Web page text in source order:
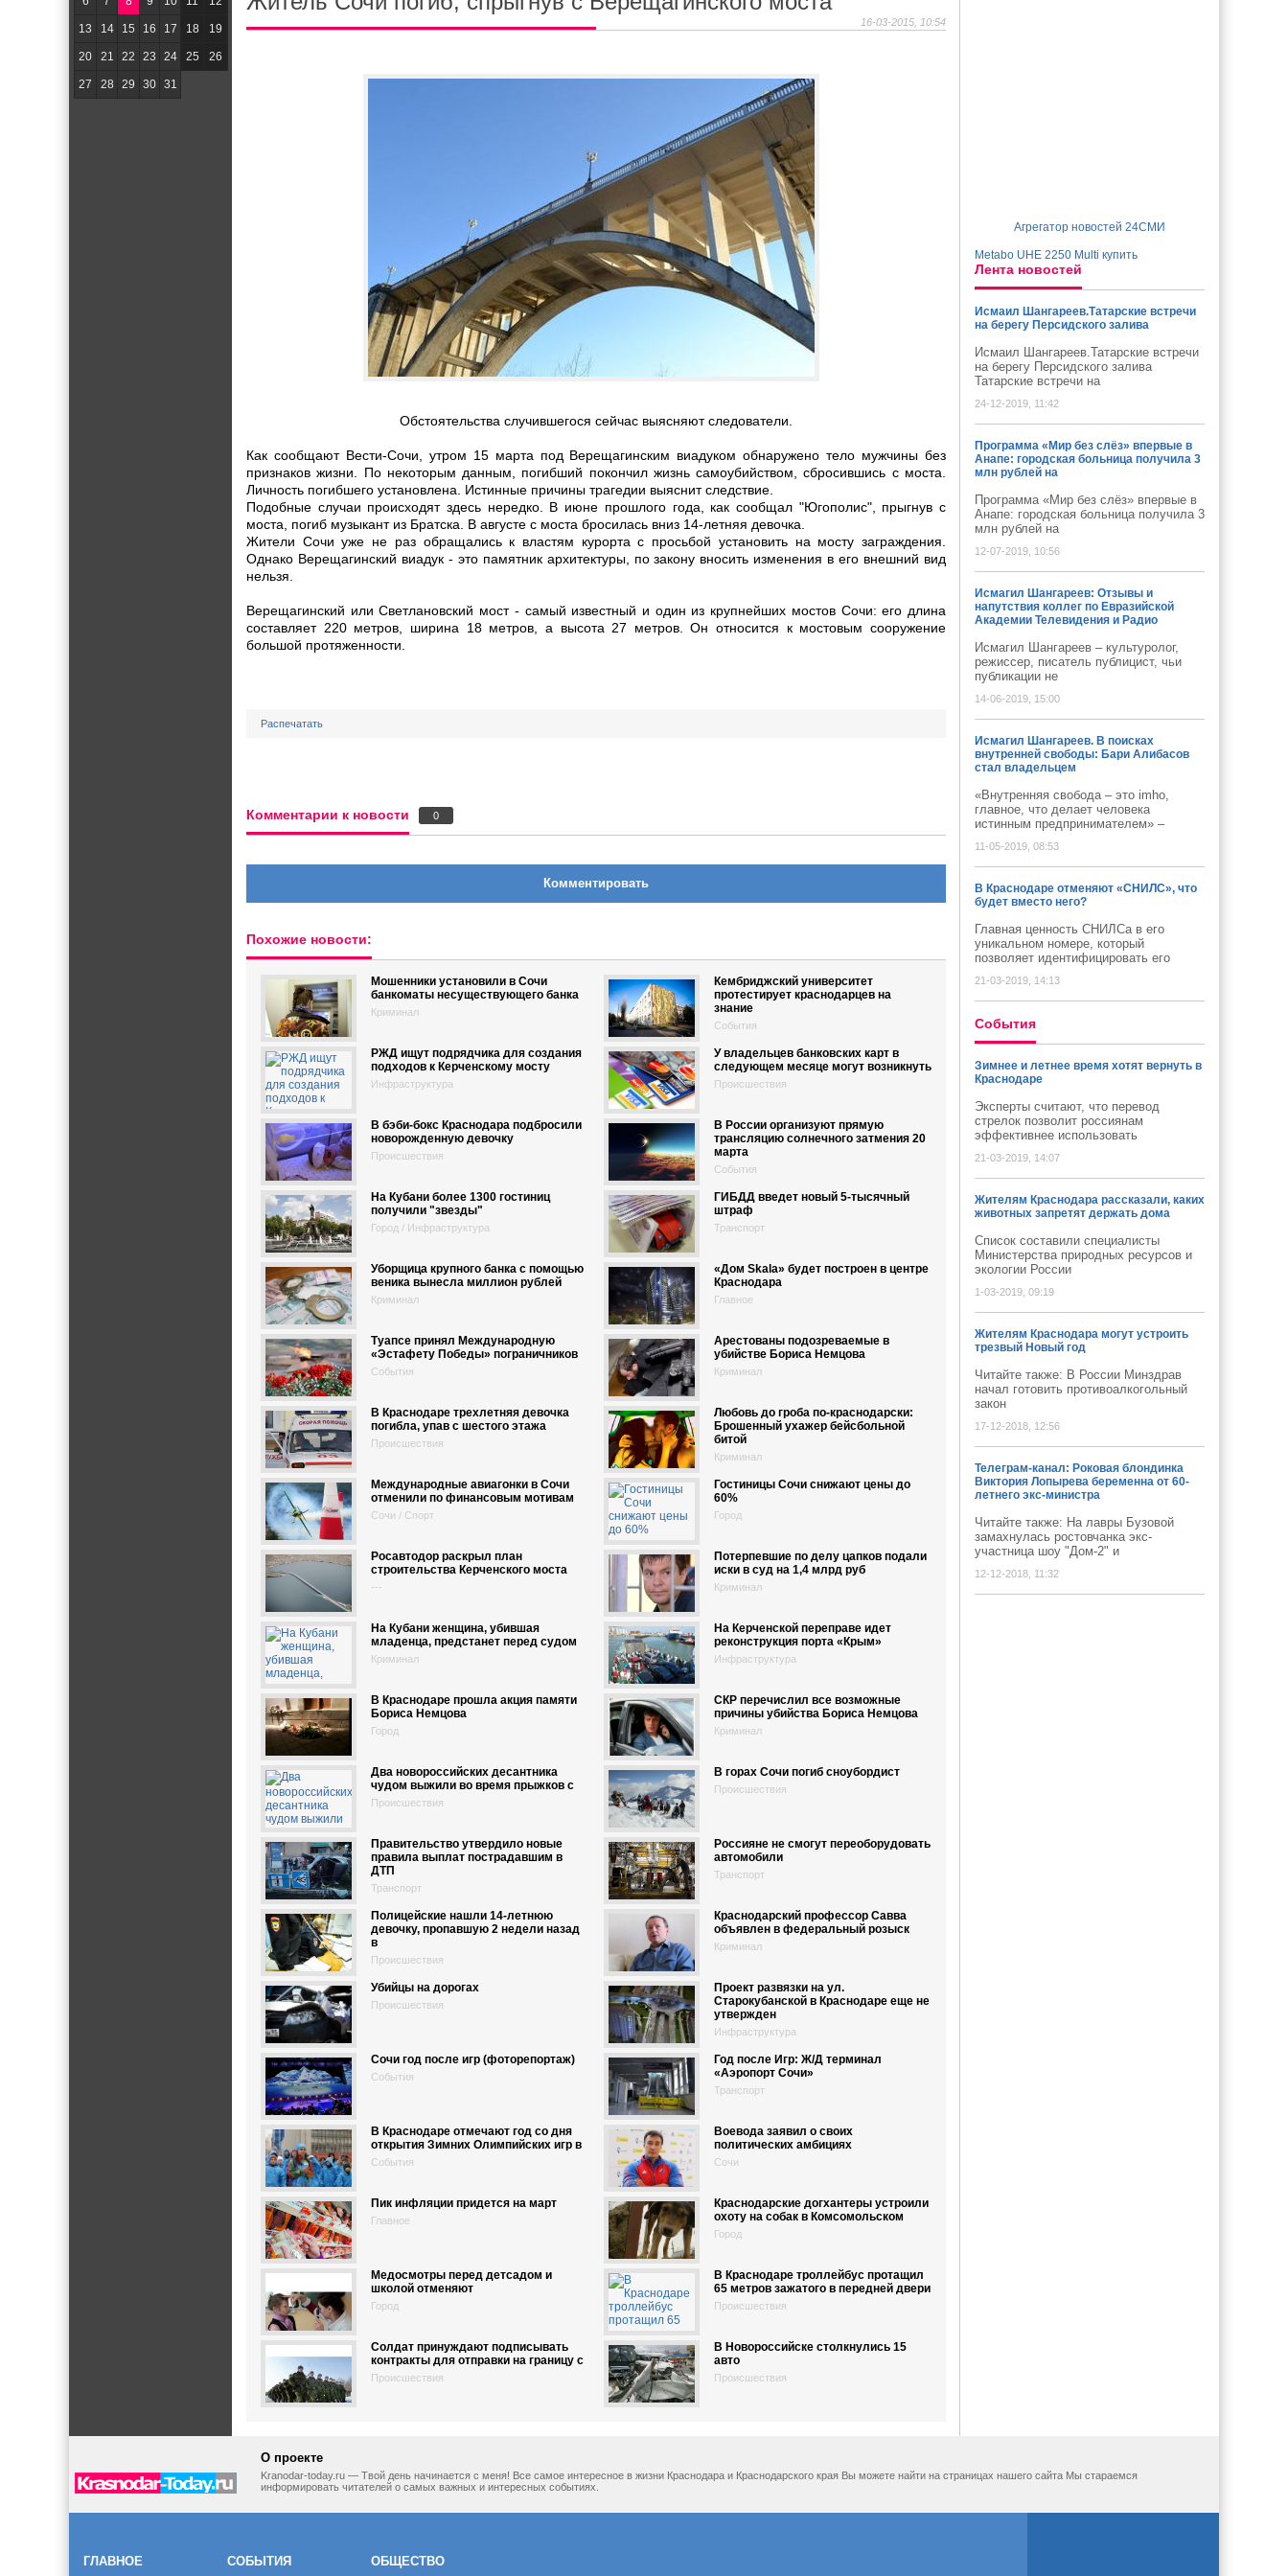
16-03-2015, 10:54
Обстоятельства случившегося сейчас выясняют следователи.
Как сообщают Вести-Сочи, утром 15 марта под Верещагинским виадуком обнаружено тело мужчины без
признаков жизни. По некоторым данным, погибший покончил жизнь самоубийством, сбросившись с моста.
Личность погибшего установлена. Истинные причины трагедии выяснит следствие.
Подобные случаи происходят здесь нередко. В июне прошлого года, как сообщал "Югополис", прыгнув с
моста, погиб музыкант из Братска. В августе с моста бросилась вниз 14-летняя девочка.
Жители Сочи уже не раз обращались к властям курорта с просьбой установить на мосту заграждения.
Однако Верещагинский виадук - это памятник архитектуры, по закону вносить изменения в его внешний вид
нельзя.
Верещагинский или Светлановский мост - самый известный и один из крупнейших мостов Сочи: его длина
составляет 220 метров, ширина 18 метров, а высота 27 метров. Он относится к мостовым сооружение
большой протяженности.
Распечатать
Комментарии к новости 0
Комментировать
Похожие новости:
Мошенники установили в Сочи
банкоматы несуществующего банка
Криминал
Кембриджский университет
протестирует краснодарцев на
знание
События
РЖД ищут подрядчика для создания
подходов к Керченскому мосту
Инфраструктура
У владельцев банковских карт в
следующем месяце могут возникнуть
Происшествия
В бэби-бокс Краснодара подбросили
новорожденную девочку
Происшествия
В России организуют прямую
трансляцию солнечного затмения 20
марта
События
На Кубани более 1300 гостиниц
получили "звезды"
Город / Инфраструктура
ГИБДД введет новый 5-тысячный
штраф
Транспорт
Уборщица крупного банка с помощью
веника вынесла миллион рублей
Криминал
«Дом Skala» будет построен в центре
Краснодара
Главное
Туапсе принял Международную
«Эстафету Победы» пограничников
События
Арестованы подозреваемые в
убийстве Бориса Немцова
Криминал
В Краснодаре трехлетняя девочка
погибла, упав с шестого этажа
Происшествия
Любовь до гроба по-краснодарски:
Брошенный ухажер бейсбольной
битой
Криминал
Международные авиагонки в Сочи
отменили по финансовым мотивам
Сочи / Спорт
Гостиницы Сочи снижают цены до
60%
Город
Росавтодор раскрыл план
строительства Керченского моста
---
Потерпевшие по делу цапков подали
иски в суд на 1,4 млрд руб
Криминал
На Кубани женщина, убившая
младенца, предстанет перед судом
Криминал
На Керченской переправе идет
реконструкция порта «Крым»
Инфраструктура
В Краснодаре прошла акция памяти
Бориса Немцова
Город
СКР перечислил все возможные
причины убийства Бориса Немцова
Криминал
Два новороссийских десантника
чудом выжили во время прыжков с
Происшествия
В горах Сочи погиб сноубордист
Происшествия
Правительство утвердило новые
правила выплат пострадавшим в
ДТП
Транспорт
Россияне не смогут переоборудовать
автомобили
Транспорт
Полицейские нашли 14-летнюю
девочку, пропавшую 2 недели назад
в
Происшествия
Краснодарский профессор Савва
объявлен в федеральный розыск
Криминал
Убийцы на дорогах
Происшествия
Проект развязки на ул.
Старокубанской в Краснодаре еще не
утвержден
Инфраструктура
Сочи год после игр (фоторепортаж)
События
Год после Игр: Ж/Д терминал
«Аэропорт Сочи»
Транспорт
В Краснодаре отмечают год со дня
открытия Зимних Олимпийских игр в
События
Воевода заявил о своих
политических амбициях
Сочи
Пик инфляции придется на март
Главное
Краснодарские догхантеры устроили
охоту на собак в Комсомольском
Город
Медосмотры перед детсадом и
школой отменяют
Город
В Краснодаре троллейбус протащил
65 метров зажатого в передней двери
Происшествия
Солдат принуждают подписывать
контракты для отправки на границу с
Происшествия
В Новороссийске столкнулись 15
авто
Происшествия
13 14 15 16 17 18 19
20 21 22 23 24 25 26
27 28 29 30 31
Агрегатор новостей 24СМИ
Metabo UHE 2250 Multi купить
Лента новостей
Исмаил Шангареев.Татарские встречи
на берегу Персидского залива
Исмаил Шангареев.Татарские встречи
на берегу Персидского залива
Татарские встречи на
24-12-2019, 11:42
Программа «Мир без слёз» впервые в
Анапе: городская больница получила 3
млн рублей на
Программа «Мир без слёз» впервые в
Анапе: городская больница получила 3
млн рублей на
12-07-2019, 10:56
Исмагил Шангареев: Отзывы и
напутствия коллег по Евразийской
Академии Телевидения и Радио
Исмагил Шангареев – культуролог,
режиссер, писатель публицист, чьи
публикации не
14-06-2019, 15:00
Исмагил Шангареев. В поисках
внутренней свободы: Бари Алибасов
стал владельцем
«Внутренняя свобода – это imho,
главное, что делает человека
истинным предпринимателем» –
11-05-2019, 08:53
В Краснодаре отменяют «СНИЛС», что
будет вместо него?
Главная ценность СНИЛСа в его
уникальном номере, который
позволяет идентифицировать его
21-03-2019, 14:13
Cобытия
Зимнее и летнее время хотят вернуть в
Краснодаре
Эксперты считают, что перевод
стрелок позволит россиянам
эффективнее использовать
21-03-2019, 14:07
Жителям Краснодара рассказали, каких
животных запретят держать дома
Список составили специалисты
Министерства природных ресурсов и
экологии России
1-03-2019, 09:19
Жителям Краснодара могут устроить
трезвый Новый год
Читайте также: В России Минздрав
начал готовить противоалкогольный
закон
17-12-2018, 12:56
Телеграм-канал: Роковая блондинка
Виктория Лопырева беременна от 60-
летнего экс-министра
Читайте также: На лавры Бузовой
замахнулась ростовчанка экс-
участница шоу "Дом-2" и
12-12-2018, 11:32
О проекте
Kranodar-today.ru — Твой день начинается с меня! Все самое интересное в жизни Краснодара и Краснодарского края Вы можете найти на страницах нашего сайта Мы стараемся
информировать читателей о самых важных и интересных событиях.
ГЛАВНОЕ СОБЫТИЯ ОБЩЕСТВО